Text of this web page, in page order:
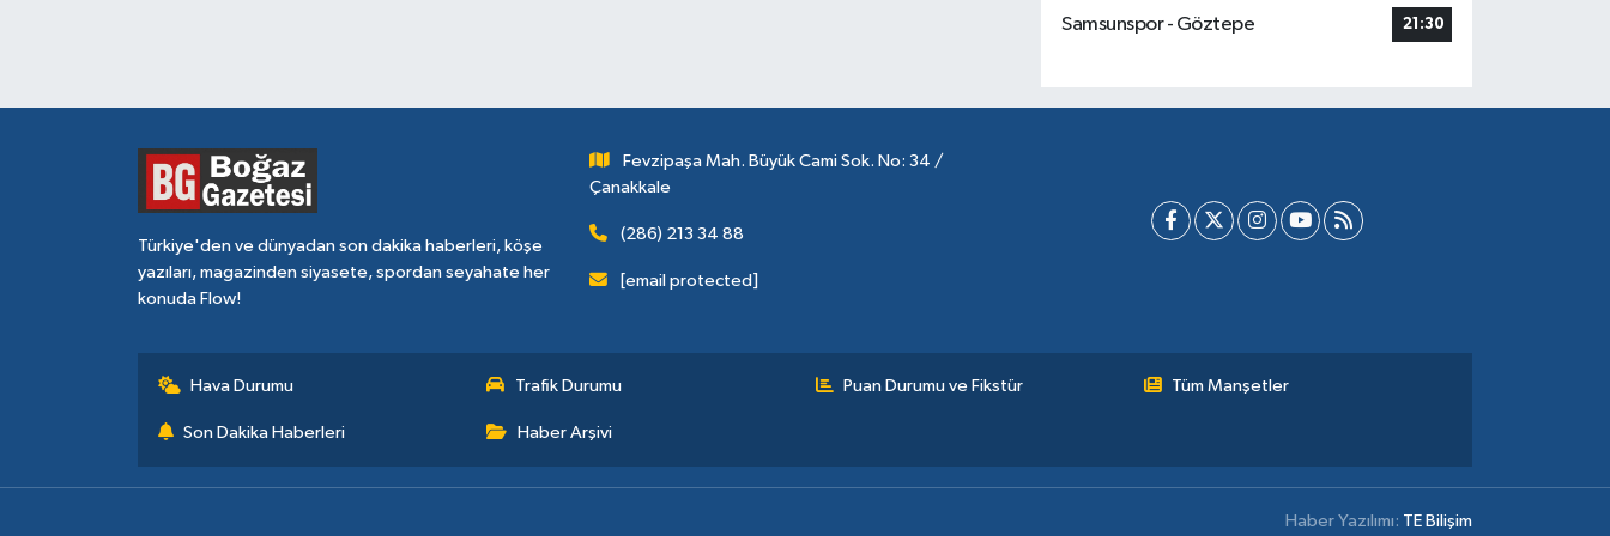
Samsunspor - Göztepe
21:30
Türkiye'den ve dünyadan son dakika haberleri, köşe
yazıları, magazinden siyasete, spordan seyahate her
konuda Flow!
Fevzipaşa Mah. Büyük Cami Sok. No: 34 /
Çanakkale
(286) 213 34 88
[email protected]
Hava Durumu Trafik Durumu Puan Durumu ve Fikstür Tüm Manşetler
Son Dakika Haberleri Haber Arşivi
Haber Yazılımı: TE Bilişim